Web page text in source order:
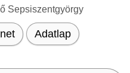
Sepsiszentgyörgy
Adatlap